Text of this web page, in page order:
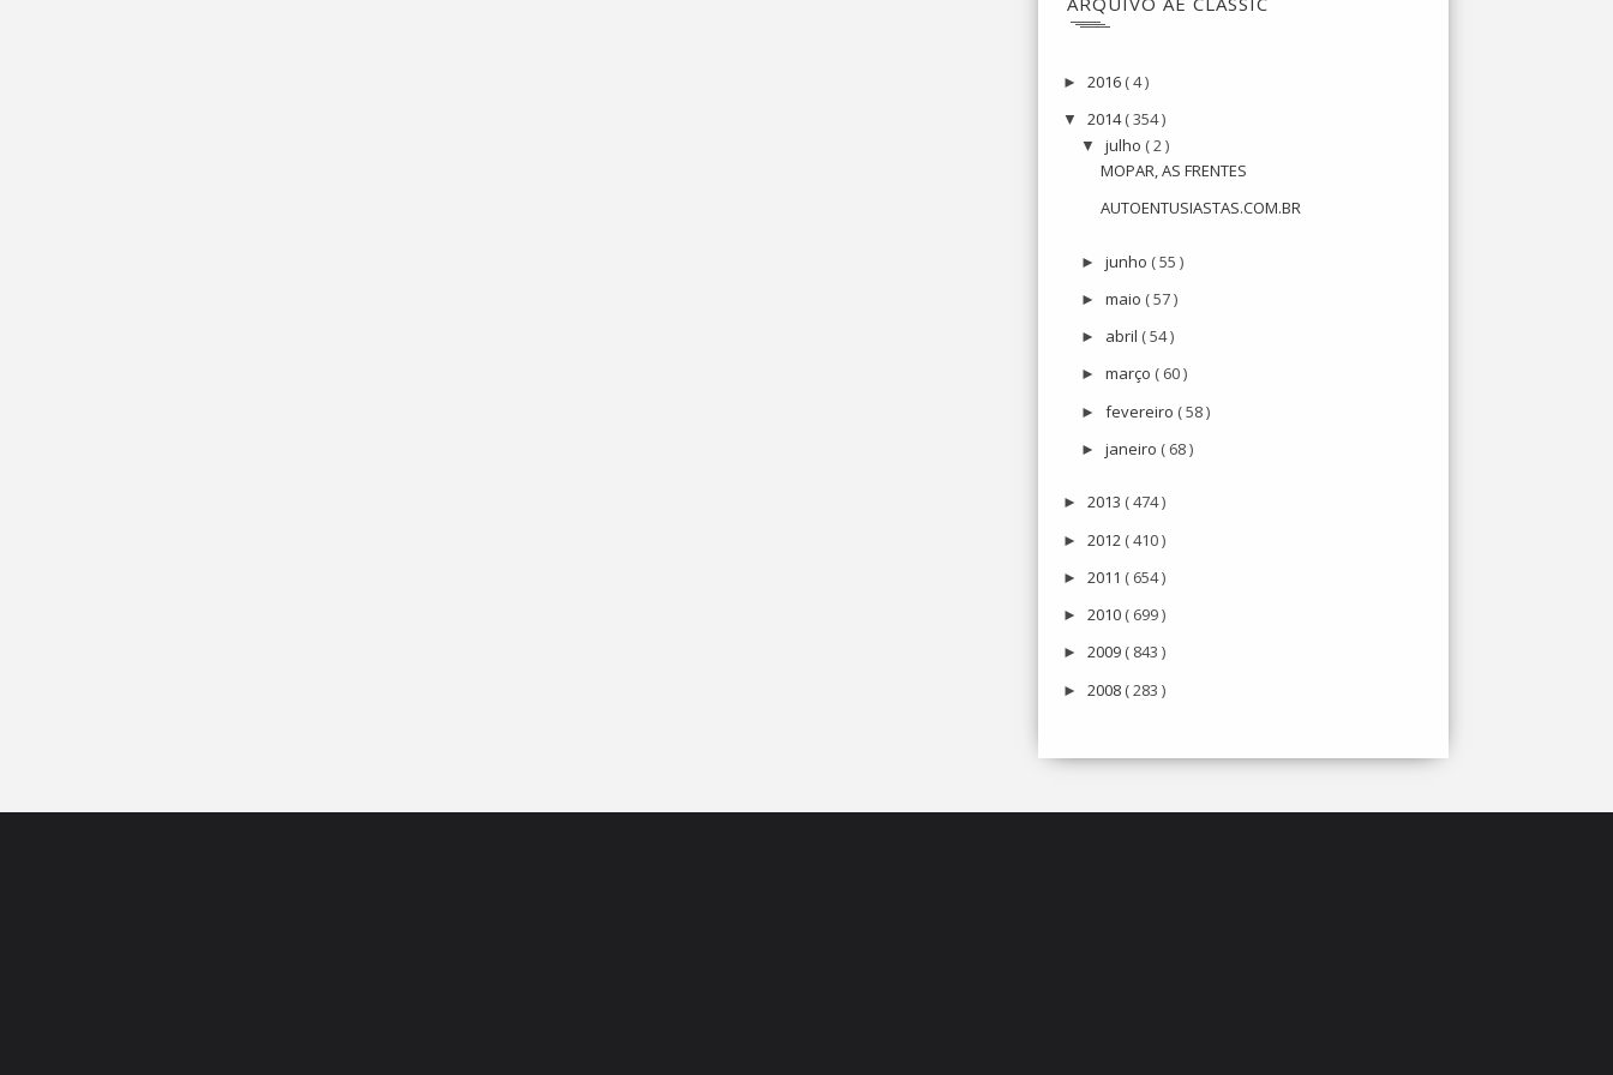
► 2016 ( 4 )
▼ 2014( 354 )
▼julho ( 2 )
MOPAR, AS FRENTES
AUTOENTUSIASTAS.COM.BR
►junho ( 55 )
►maio ( 57 )
► abril ( 54 )
►março ( 60 )
►fevereiro ( 58 )
►janeiro ( 68 )
► 2013 ( 474 )
► 2012 ( 410 )
► 2011 ( 654 )
► 2010 ( 699 )
► 2009 ( 843 )
► 2008 ( 283 )